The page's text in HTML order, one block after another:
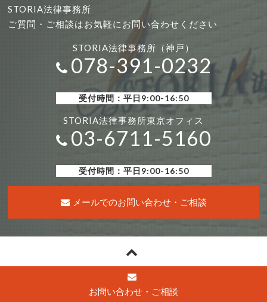
STORIA法律事務所
ご質問・ご相談はお気軽にお問い合わせください
STORIA法律事務所（神戸）
078-391-0232
受付時間：平日9:00-16:50
STORIA法律事務所東京オフィス
03-6711-5160
受付時間：平日9:00-16:50
メールでのお問い合わせ・ご相談
お問い合わせ・ご相談